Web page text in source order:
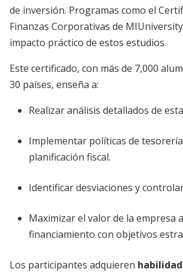
de inversión. Programas como el
Finanzas Corporativas de
impacto práctico de estos estudios.
Este certificado, con más de 7,000
30 países, enseña a:
Realizar análisis detallados de
Implementar políticas de
planificación fiscal.
Identificar desviaciones y
Maximizar el valor de la empresa
financiamiento con objetivos
Los participantes adquieren